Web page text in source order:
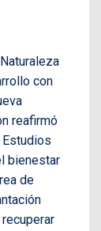
con
reafirmó
bienestar
de